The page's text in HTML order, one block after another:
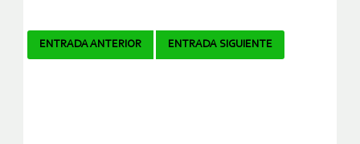
Navegador
ENTRADA ANTERIOR ENTRADA SIGUIENTE